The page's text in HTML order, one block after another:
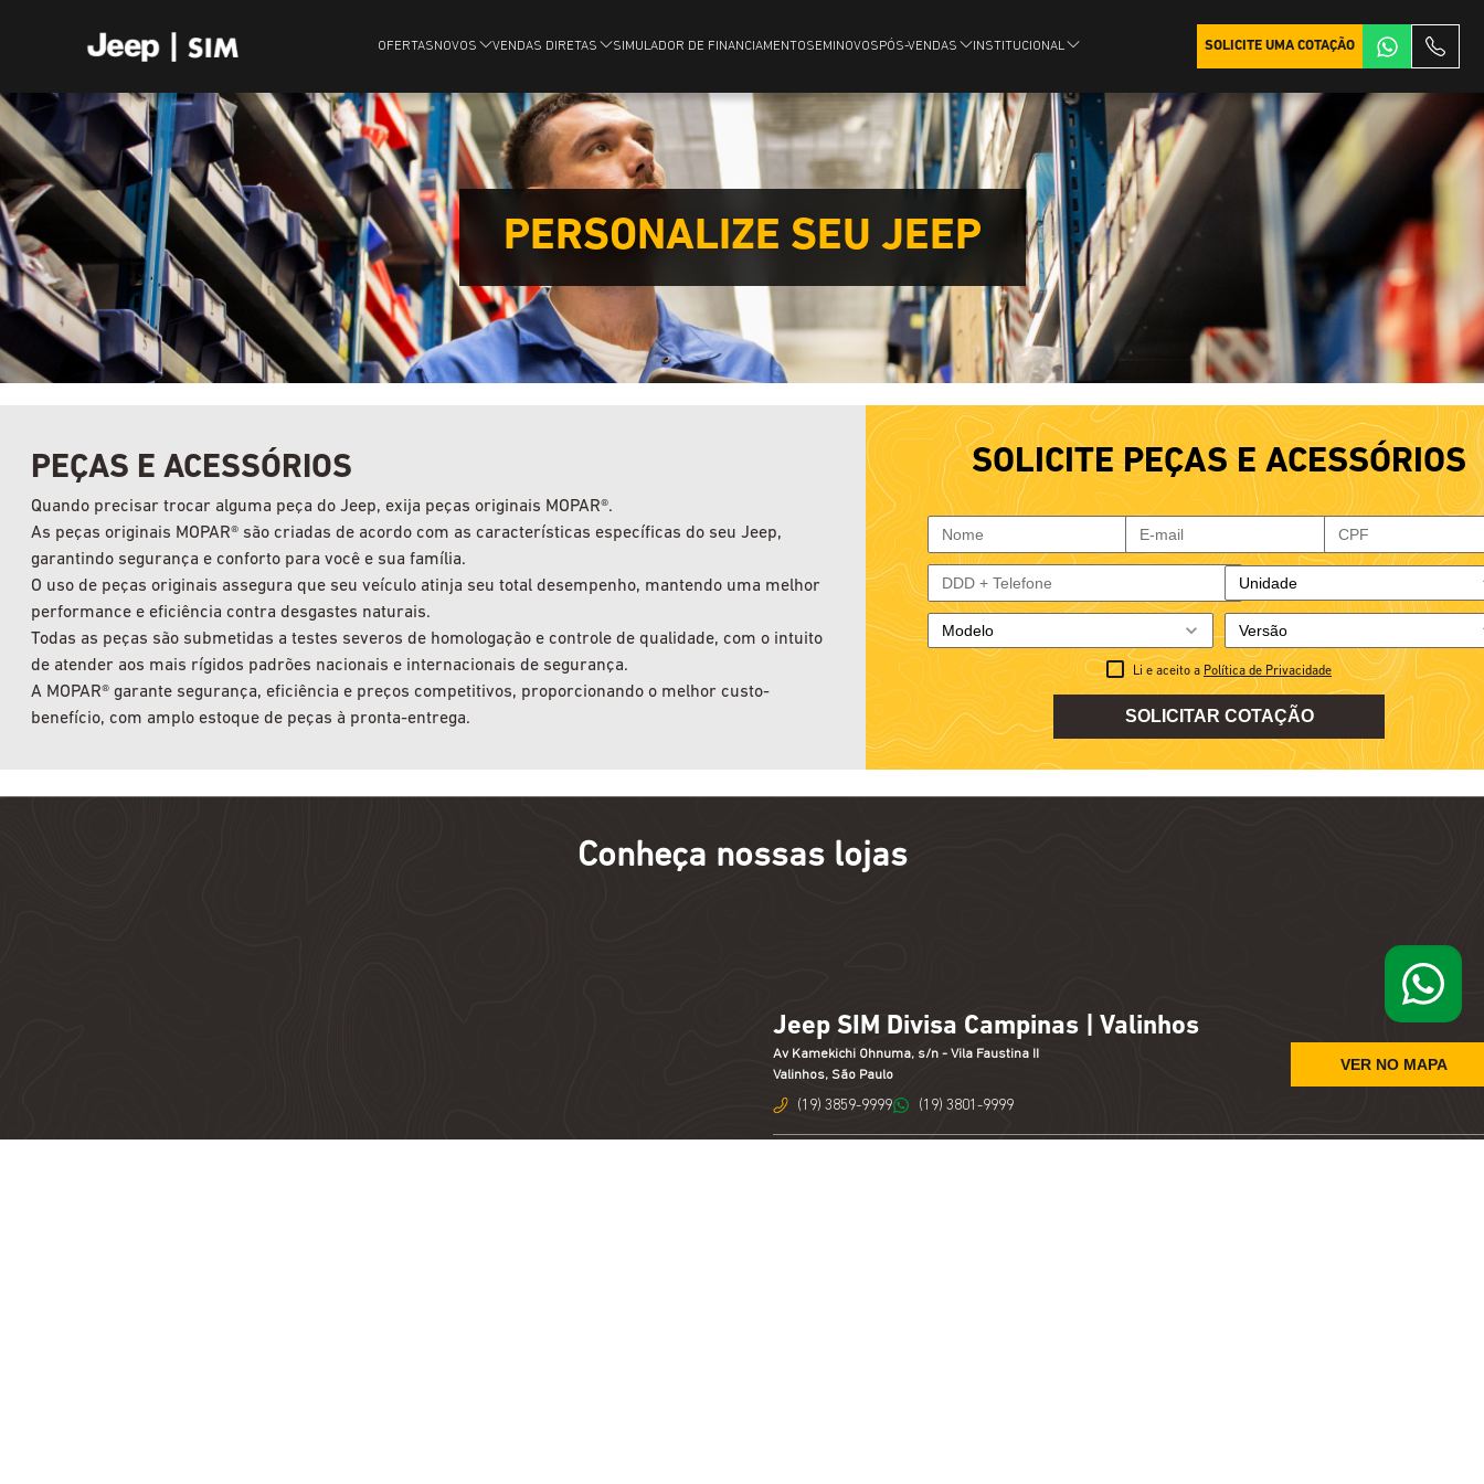
OFERTASNOVOS VENDAS DIRETAS SIMULADOR DE FINANCIAMENTOSEMINOVOSPÓS-VENDAS INSTITUCIONAL SOLICITE UMA COTAÇÃO
PERSONALIZE SEU JEEP
PEÇAS E ACESSÓRIOS
Quando precisar trocar alguma peça do Jeep, exija peças originais MOPAR®.
As peças originais MOPAR® são criadas de acordo com as características específicas do seu Jeep,
garantindo segurança e conforto para você e sua família.
O uso de peças originais assegura que seu veículo atinja seu total desempenho, mantendo uma melhor
performance e eficiência contra desgastes naturais.
Todas as peças são submetidas a testes severos de homologação e controle de qualidade, com o intuito
de atender aos mais rígidos padrões nacionais e internacionais de segurança.
A MOPAR® garante segurança, eficiência e preços competitivos, proporcionando o melhor custo-
benefício, com amplo estoque de peças à pronta-entrega.
SOLICITE PEÇAS E ACESSÓRIOS
Li e aceito a Política de Privacidade
SOLICITAR COTAÇÃO
Conheça nossas lojas
Jeep SIM Divisa Campinas | Valinhos
Av Kamekichi Ohnuma, s/n - Vila Faustina II
Valinhos, São Paulo
(19) 3859-9999 (19) 3801-9999
VER NO MAPA